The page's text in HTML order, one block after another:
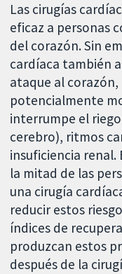
Las cirugías
eficaz a personas
del corazón. Sin
cardíaca también
ataque al
potencialmente
interrumpe el
cerebro), ritmos
insuficiencia renal.
la mitad de las
una cirugía
reducir estos
índices de
produzcan estos
después de la